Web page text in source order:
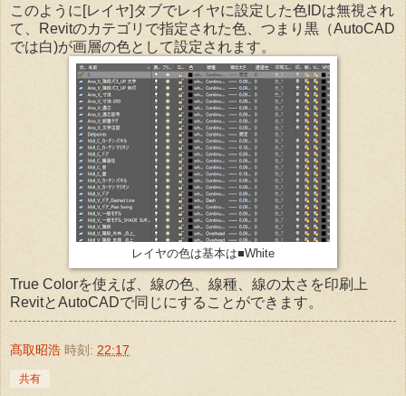
このように[レイヤ]タブでレイヤに設定した色IDは無視され
て、Revitのカテゴリで指定された色、つまり黒（AutoCAD
では白)が画層の色として設定されます。
レイヤの色は基本は■White
True Colorを使えば、線の色、線種、線の太さを印刷上
RevitとAutoCADで同じにすることができます。
髙取昭浩 時刻: 22:17
共有